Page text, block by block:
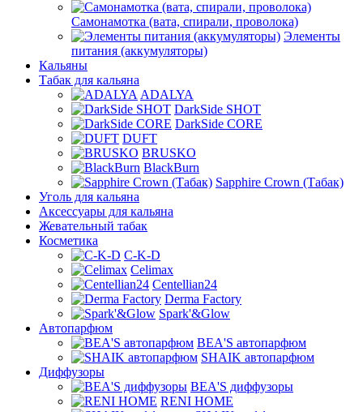
Самонамотка (вата, спирали, проволока)
Элементы
питания (аккумуляторы)
Кальяны
Табак для кальяна
ADALYA
DarkSide SHOT
DarkSide CORE
DUFT
BRUSKO
BlackBurn
Sapphire Crown (Табак)
Уголь для кальяна
Аксессуары для кальяна
Жевательный табак
Косметика
C-K-D
Celimax
Centellian24
Derma Factory
Spark'&Glow
Автопарфюм
BEA'S автопарфюм
SHAIK автопарфюм
Диффузоры
BEA'S диффузоры
RENI HOME